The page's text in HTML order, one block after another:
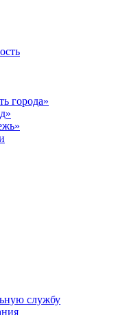
города»
службу